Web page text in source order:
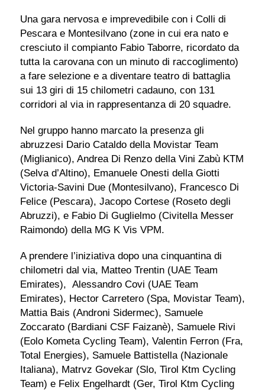
Una gara nervosa e imprevedibile con i Colli di
Pescara e Montesilvano (zone in cui era nato e
cresciuto il compianto Fabio Taborre, ricordato da
tutta la carovana con un minuto di raccoglimento)
a fare selezione e a diventare teatro di battaglia
sui 13 giri di 15 chilometri cadauno, con 131
corridori al via in rappresentanza di 20 squadre.
Nel gruppo hanno marcato la presenza gli
abruzzesi Dario Cataldo della Movistar Team
(Miglianico), Andrea Di Renzo della Vini Zabù KTM
(Selva d’Altino), Emanuele Onesti della Giotti
Victoria-Savini Due (Montesilvano), Francesco Di
Felice (Pescara), Jacopo Cortese (Roseto degli
Abruzzi), e Fabio Di Guglielmo (Civitella Messer
Raimondo) della MG K Vis VPM.
A prendere l’iniziativa dopo una cinquantina di
chilometri dal via, Matteo Trentin (UAE Team
Emirates), Alessandro Covi (UAE Team
Emirates), Hector Carretero (Spa, Movistar Team),
Mattia Bais (Androni Sidermec), Samuele
Zoccarato (Bardiani CSF Faizanè), Samuele Rivi
(Eolo Kometa Cycling Team), Valentin Ferron (Fra,
Total Energies), Samuele Battistella (Nazionale
Italiana), Matrvz Govekar (Slo, Tirol Ktm Cycling
Team) e Felix Engelhardt (Ger, Tirol Ktm Cycling